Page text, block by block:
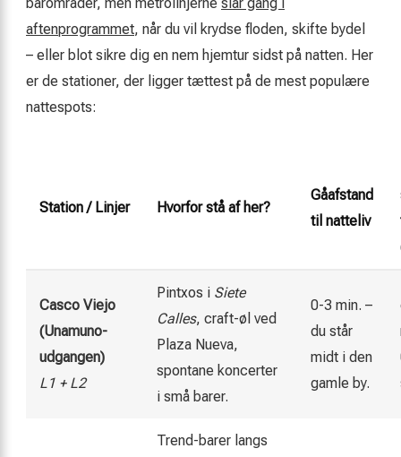
aftenprogrammet, når du vil krydse floden, skifte bydel
– eller blot sikre dig en nem hjemtur sidst på natten. Her
er de stationer, der ligger tættest på de mest populære
nattespots:
Station / Linjer Hvorfor stå af her?
Gåafstand
til natteliv
Casco Viejo
(Unamuno-
udgangen)
L1 + L2
Pintxos i Siete
Calles, craft-øl ved
Plaza Nueva,
spontane koncerter
i små barer.
0-3 min. –
du står
midt i den
gamle by.
Trend-barer langs